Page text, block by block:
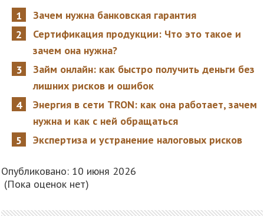
Зачем нужна банковская гарантия
Сертификация продукции: Что это такое и
зачем она нужна?
Займ онлайн: как быстро получить деньги без
лишних рисков и ошибок
Энергия в сети TRON: как она работает, зачем
нужна и как с ней обращаться
Экспертиза и устранение налоговых рисков
Опубликовано: 10 июня 2026
(Пока оценок нет)